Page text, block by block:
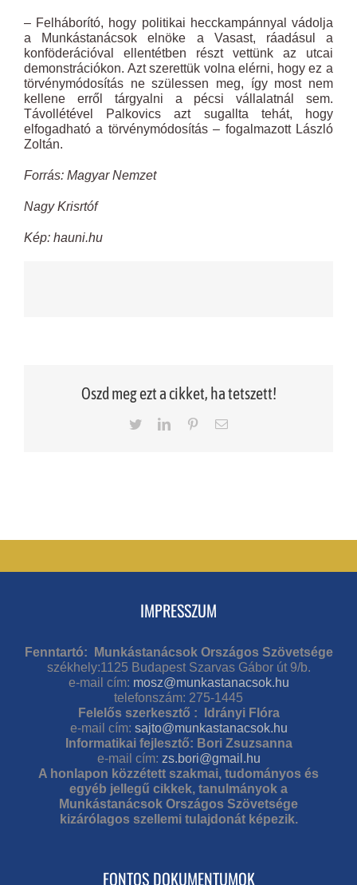
– Felháborító, hogy politikai hecckampánnyal vádolja
a Munkástanácsok elnöke a Vasast, ráadásul a
konföderációval ellentétben részt vettünk az utcai
demonstrációkon. Azt szerettük volna elérni, hogy ez a
törvénymódosítás ne szülessen meg, így most nem
kellene erről tárgyalni a pécsi vállalatnál sem.
Távollétével Palkovics azt sugallta tehát, hogy
elfogadható a törvénymódosítás – fogalmazott László
Zoltán.
Forrás: Magyar Nemzet
Nagy Krisrtóf
Kép: hauni.hu
Oszd meg ezt a cikket, ha tetszett!
TwitterLinkedInPinterestEmail
IMPRESSZUM
Fenntartó: Munkástanácsok Országos Szövetsége
székhely:1125 Budapest Szarvas Gábor út 9/b.
e-mail cím: mosz@munkastanacsok.hu
telefonszám: 275-1445
Felelős szerkesztő : Idrányi Flóra
e-mail cím: sajto@munkastanacsok.hu
Informatikai fejlesztő: Bori Zsuzsanna
e-mail cím: zs.bori@gmail.hu
A honlapon közzétett szakmai, tudományos és
egyéb jellegű cikkek, tanulmányok a
Munkástanácsok Országos Szövetsége
kizárólagos szellemi tulajdonát képezik.
FONTOS DOKUMENTUMOK